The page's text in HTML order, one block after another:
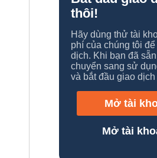
thôi!
Hãy dùng thử tài
phí của chúng tôi
dịch. Khi bạn đã
chuyển sang sử
và bắt đầu giao
Mở tài
Mở tài